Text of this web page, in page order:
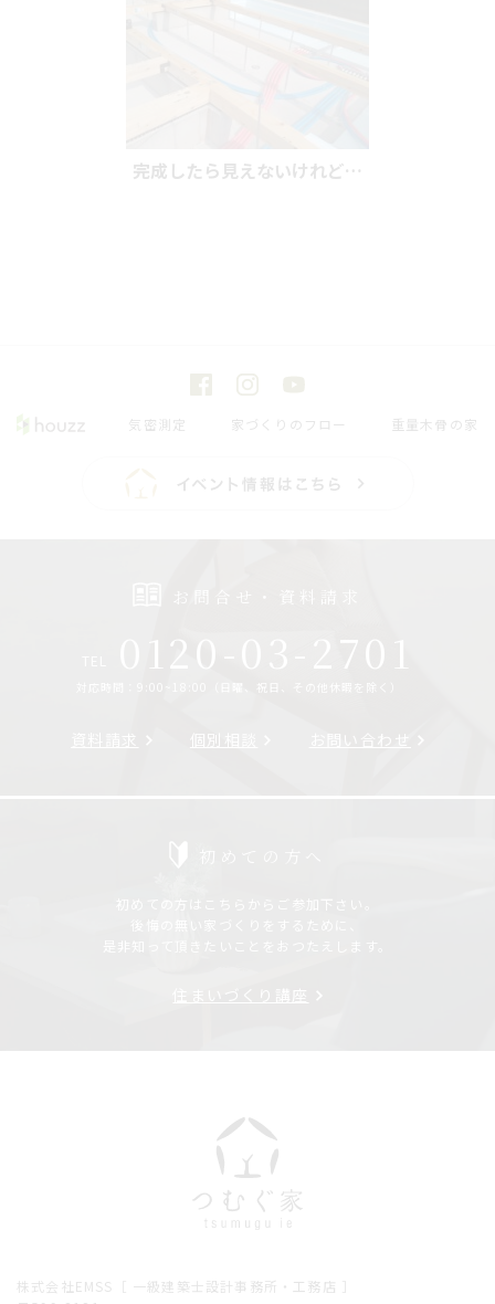
完成したら見えないけれど…
気密測定 家づくりのフロー 重量木骨の家
お問合せ・資料請求
0120-03-2701
対応時間：9:00~18:00（日曜、祝日、その他休暇を除く）
個別相談 お問い合わせ
株式会社EMSS［ 一級建築士設計事務所・工務店 ］